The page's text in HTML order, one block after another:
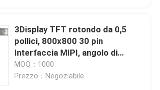
3Display TFT rotondo da 0,5
pollici, 800x800 30 pin
Interfaccia MIPI, angolo di
visione libero
MOQ：1000
Prezzo：Negoziabile